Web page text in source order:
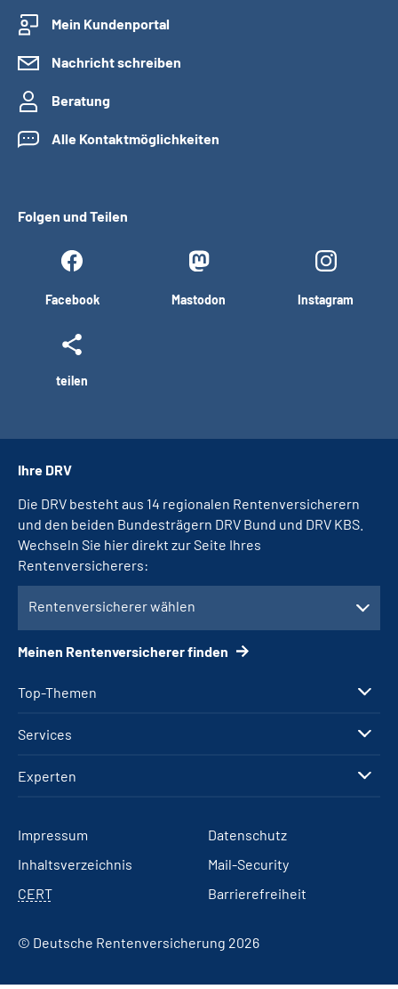
Mein Kundenportal
Nachricht schreiben
Beratung
Alle Kontaktmöglichkeiten
Folgen und Teilen
Facebook Mastodon Instagram
teilen
Top-Themen
Services
Experten
Ihre DRV
Die DRV besteht aus 14 regionalen Rentenversicherern
und den beiden Bundesträgern DRV Bund und DRV KBS.
Wechseln Sie hier direkt zur Seite Ihres
Rentenversicherers:
Rentenversicherer wählen
Meinen Rentenversicherer finden
Impressum
Datenschutz
Inhaltsverzeichnis
Mail-Security
CERT
Barrierefreiheit
© Deutsche Rentenversicherung 2026